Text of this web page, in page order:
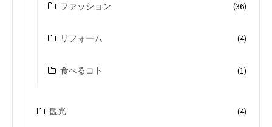
ファッション (36)
リフォーム (4)
食べるコト (1)
観光 (4)